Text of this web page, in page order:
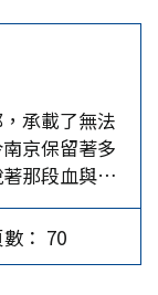
極致漂白」
有使用說明
亮片派對
英國法律
以使用超過
地位平等。
日本，採取
更於1947年
；台灣光復
條唯一用非
誌不忘。
共內戰，
，台灣與大
的國民革
包括從未曾
年剛從日
為校級軍
軍官，駐紮
1974）的麾
承載了無法
京保留著多
那段血與火
平。 大屠
戰紀念設
遇難同胞紀
： 70